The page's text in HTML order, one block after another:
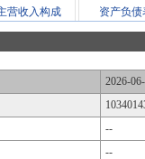
营收入构成 资产负债
2026-
--
--